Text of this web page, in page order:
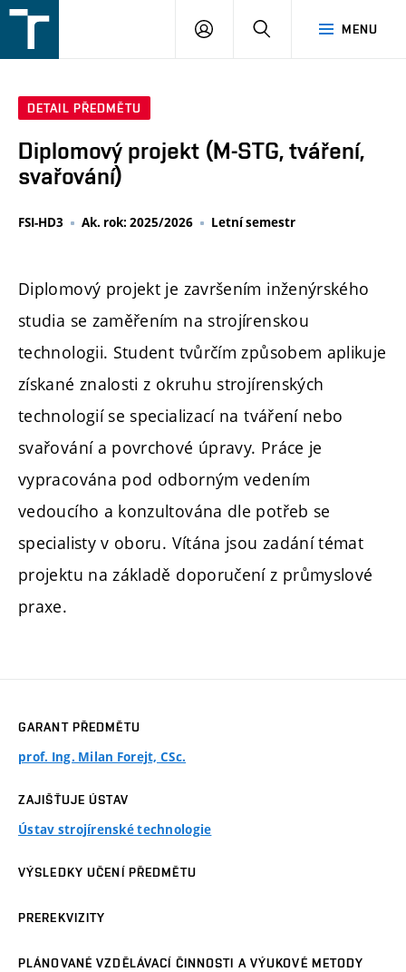
v
MENU
PŘIHLÁŠENÍ
DETAIL PŘEDMĚTU
Diplomový projekt (M-STG, tváření,
svařování)
FSI-HD3 Ak. rok: 2025/2026 Letní semestr
Diplomový projekt je završením inženýrského
studia se zaměřením na strojírenskou
technologii. Student tvůrčím způsobem aplikuje
získané znalosti z okruhu strojírenských
technologií se specializací na tváření nebo
svařování a povrchové úpravy. Práce je
vypracována pod odborným vedením
vedoucího a konzultována dle potřeb se
specialisty v oboru. Vítána jsou zadání témat
projektu na základě doporučení z průmyslové
praxe.
GARANT PŘEDMĚTU
prof. Ing. Milan Forejt, CSc.
ZAJIŠŤUJE ÚSTAV
Ústav strojírenské technologie
VÝSLEDKY UČENÍ PŘEDMĚTU
PREREKVIZITY
PLÁNOVANÉ VZDĚLÁVACÍ ČINNOSTI A VÝUKOVÉ METODY